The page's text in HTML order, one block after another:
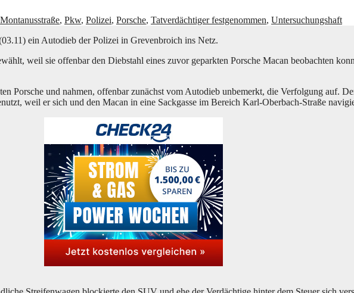
Montanusstraße, Pkw, Polizei, Porsche, Tatverdächtiger festgenommen, Untersuchungshaft
ein Auto­dieb der Poli­zei in Gre­ven­broich ins Netz.
weil sie offen­bar den Dieb­stahl eines zuvor gepark­ten Por­sche Macan beob­ach­ten
Por­sche und nah­men, offen­bar zunächst vom Auto­dieb unbe­merkt, die Ver­fol­gung auf.
weil er sich und den Macan in eine Sack­gas­se im Bereich Karl-Ober­bach-Stra­ße